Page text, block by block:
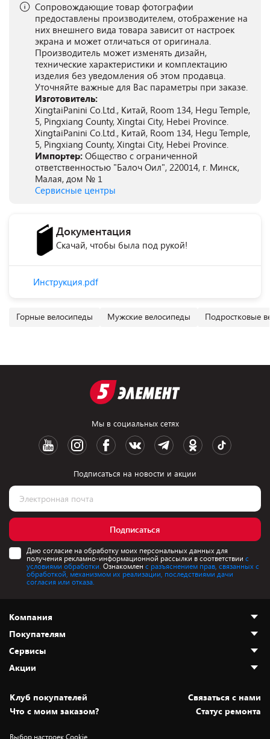
Сопровождающие товар фотографии
предоставлены производителем, отображение на
них внешнего вида товара зависит от настроек
экрана и может отличаться от оригинала.
Производитель может изменять дизайн,
технические характеристики и комплектацию
изделия без уведомления об этом продавца.
Уточняйте важные для Вас параметры при заказе.
Изготовитель:
XingtaiPanini Co.Ltd., Китай, Room 134, Hegu Temple,
5, Pingxiang County, Xingtai City, Hebei Province.
XingtaiPanini Co.Ltd., Китай, Room 134, Hegu Temple,
5, Pingxiang County, Xingtai City, Hebei Province.
Импортер: Общество с ограниченной
ответственностью "Балоч Оил", 220014, г. Минск,
Малая, дом № 1
Сервисные центры
Документация
Скачай, чтобы была под рукой!
Инструкция.pdf
Горные велосипеды Мужские велосипеды Подростковые
Мы в социальных сетях
Подписаться на новости и акции
Подписаться
Даю согласие на обработку моих персональных данных для
получения рекламно-информационной рассылки в соответствии с
условиями обработки. Ознакомлен с разъяснением прав, связанных с
обработкой, механизмом их реализации, последствиями дачи
согласия или отказа.
Компания
О нас
Адреса магазинов
Новости
Статьи и обзоры
Вакансии
Покупателям
Как сделать заказ
Оплата и доставка
Безналичный расчёт
Обмен и возврат товара
Сервисы
Установка техники
Для игровых консолей
Акции
Скидки и промокоды
Белорусские товары
Клуб покупателей
Cвязаться с нами
Что с моим заказом?
Статус ремонта
Выбор настроек Cookie